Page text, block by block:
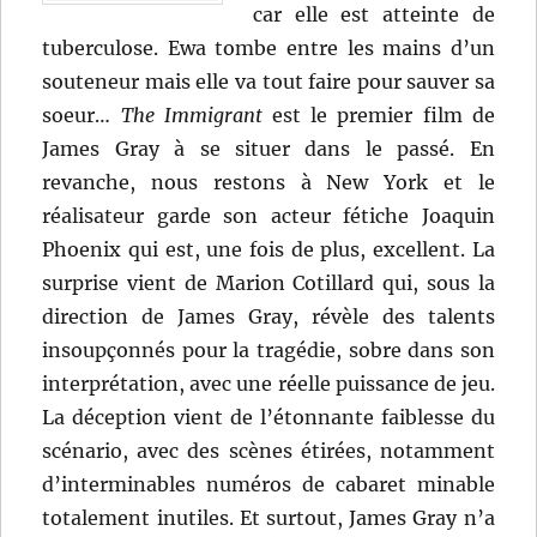
car elle est atteinte de
tuberculose. Ewa tombe entre les mains d’un
souteneur mais elle va tout faire pour sauver sa
soeur… The Immigrantest le premier film de
James Gray à se situer dans le passé. En
revanche, nous restons à New York et le
réalisateur garde son acteur fétiche Joaquin
Phoenix qui est, une fois de plus, excellent. La
surprise vient de Marion Cotillard qui, sous la
direction de James Gray, révèle des talents
insoupçonnés pour la tragédie, sobre dans son
interprétation, avec une réelle puissance de jeu.
La déception vient de l’étonnante faiblesse du
scénario, avec des scènes étirées, notamment
d’interminables numéros de cabaret minable
totalement inutiles. Et surtout, James Gray n’a